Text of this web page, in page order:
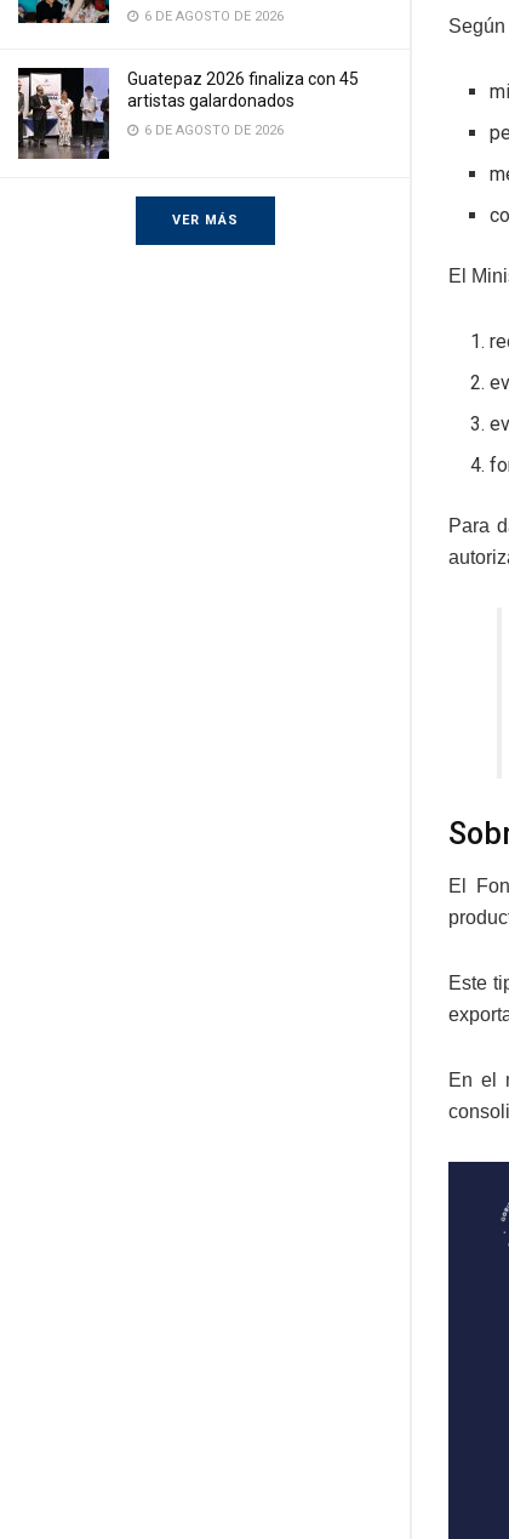
6 DE AGOSTO DE 2026
Guatepaz 2026 finaliza con 45
artistas galardonados
6 DE AGOSTO DE 2026
VER MÁS
El
Para
El
Este
En el